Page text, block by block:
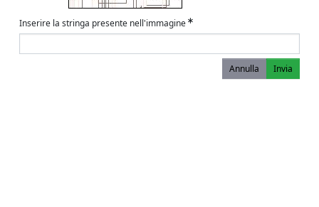
Inserire la stringa presente nell'immagine
Annulla Invia